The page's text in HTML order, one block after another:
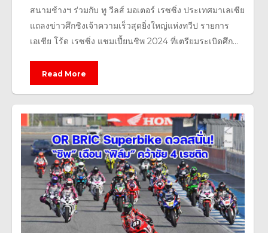
สนามช้างฯ ร่วมกับ ทู วีลส์ มอเตอร์ เรซซิ่ง ประเทศมาเลเซีย
แถลงข่าวศึกชิงเจ้าความเร็วสุดยิ่งใหญ่แห่งทวีป รายการ
เอเชีย โร้ด เรซซิ่ง แชมเปี้ยนชิพ 2024 ที่เตรียมระเบิดศึก...
Read More